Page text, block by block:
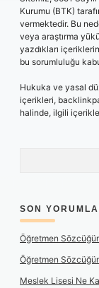
Kurumu (BTK)
vermektedir. Bu
veya araştırma
yazdıkları
bu sorumluluğu
Hukuka ve yasal
içerikleri,
halinde, ilgili
SON
Öğretmen
Öğretmen
Meslek Lisesi Ne